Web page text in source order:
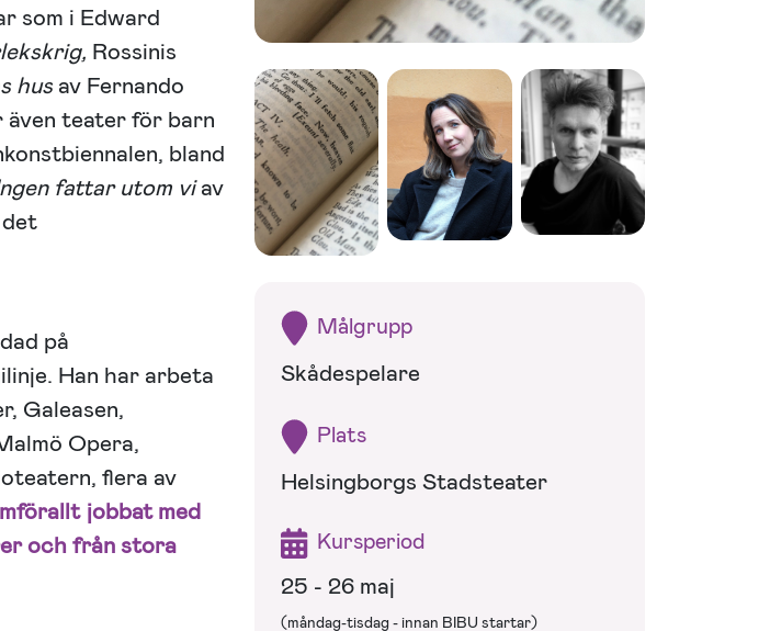
som i Edward
Rossinis
hus av Fernando
teater för barn
bland
fattar utom viav
på
Han har arbeta
Galeasen,
Opera,
flera av
jobbat med
och från stora
Målgrupp
Skådespelare
Plats
Helsingborgs Stadsteater
Kursperiod
25 - 26 maj
(måndag-tisdag - innan BIBU startar)